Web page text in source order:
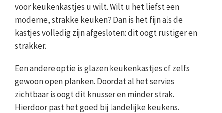
voor keukenkastjes u wilt. Wilt u het liefst een
moderne, strakke keuken? Dan is het fijn als de
kastjes volledig zijn afgesloten: dit oogt rustiger en
strakker.
Een andere optie is glazen keukenkastjes of zelfs
gewoon open planken. Doordat al het servies
zichtbaar is oogt dit knusser en minder strak.
Hierdoor past het goed bij landelijke keukens.